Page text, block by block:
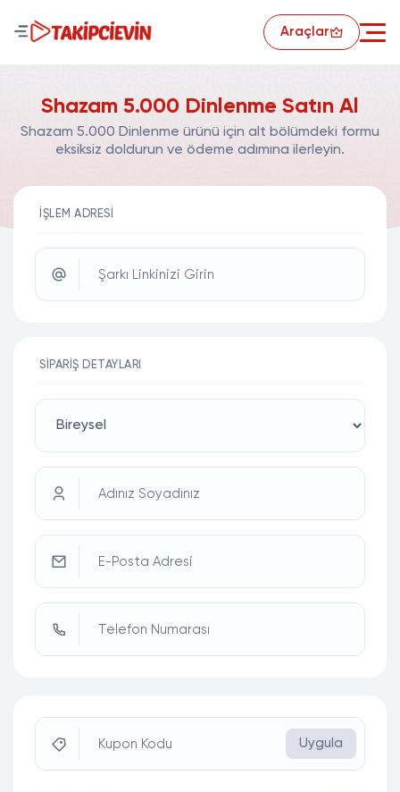
Araçlar
Shazam 5.000 Dinlenme Satın Al
Shazam 5.000 Dinlenme ürünü için alt bölümdeki formu
eksiksiz doldurun ve ödeme adımına ilerleyin.
İŞLEM ADRESI
Şarkı Linkinizi Girin
SIPARIŞ DETAYLARI
Adınız Soyadınız
E-Posta Adresi
Telefon Numarası
Kupon Kodu Uygula